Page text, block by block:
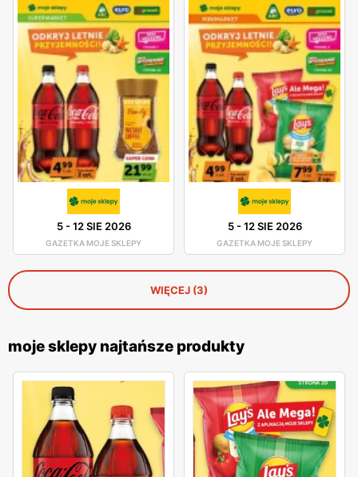
5-12 SIE 2026
GAZETKA MOJE SKLEPY
5-12 SIE 2026
GAZETKA MOJE SKLEPY
WIĘCEJ (3)
moje sklepy najtańsze produkty